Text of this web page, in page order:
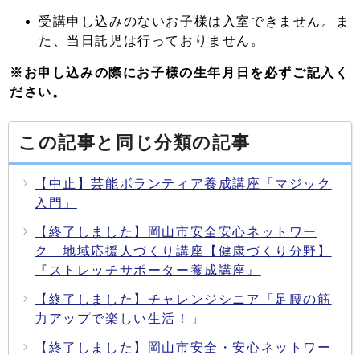
受講申し込みのないお子様は入室できません。ま
た、当日託児は行っておりません。
※お申し込みの際にお子様の生年月日を必ずご記入く
ださい。
この記事と同じ分類の記事
【中止】芸能ボランティア養成講座「マジック
入門」
【終了しました】岡山市安全安心ネットワー
ク 地域応援人づくり講座【健康づくり分野】
『ストレッチサポーター養成講座』
【終了しました】チャレンジシニア「足腰の筋
力アップで楽しい生活！」
【終了しました】岡山市安全・安心ネットワー